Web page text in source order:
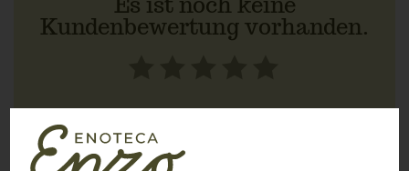
Kundenbewertung vorhanden.
JETZT BEWERTEN